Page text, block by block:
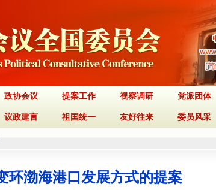
政协会议 提案工作 视察调研 党派团体
议政建言 祖国统一 友好往来 委员风采
环渤海港口发展方式的提案